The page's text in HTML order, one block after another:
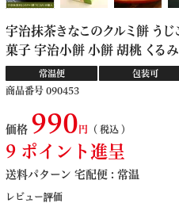
宇治抹茶きなこのクルミ餅 う
菓子 宇治小餅 小餅 胡桃 くる
常温便 包装可
商品番号 090453
価格 990 税込
9 ポイント進呈
送料パターン 宅配便 : 常温
レビュー評価